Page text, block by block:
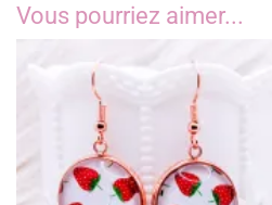
Vous pourriez aimer...